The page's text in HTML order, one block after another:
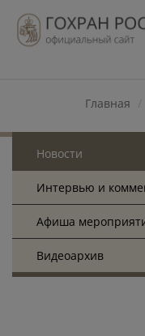
Главная
Новости
Интервью и
Афиша
Видеоархив